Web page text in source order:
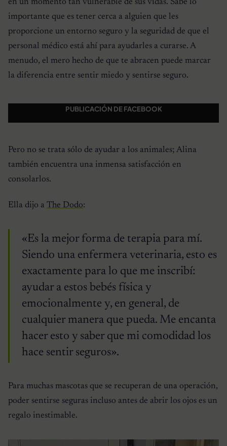
importante que es tener cerca a alguien que les
proporcione un entorno seguro y la seguridad de que el
personal médico está ahí para ayudarles a curarse. A
menudo, el mero hecho de que te abracen puede marcar
la diferencia entre sentir miedo y sentirse seguro.
PUBLICACIÓN DE FACEBOOK
Pero no se trata sólo de ayudar a los animales; Alina
también encuentra una inmensa satisfacción en
consolarlos.
Ella dijo a The Dodo:
«Es la mejor forma de terapia para mí.
Siendo una enfermera veterinaria, esto es
exactamente para lo que me inscribí:
ayudar a estos bebés física y
emocionalmente y, en general, de
cualquier manera que pueda. Me encanta
hacer esto y saber que mi comodidad los
hace sentir seguros».
Para muchas mascotas que se recuperan de una operación,
poder sentirse seguras incluso antes de abrir los ojos es un
regalo inestimable.